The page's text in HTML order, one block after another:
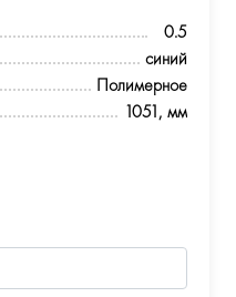
0.5
синий
Полимерное
1051, мм